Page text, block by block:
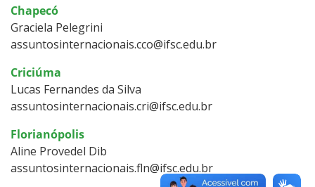
Chapecó
Graciela Pelegrini
assuntosinternacionais.cco@ifsc.edu.br
Criciúma
Lucas Fernandes da Silva
assuntosinternacionais.cri@ifsc.edu.br
Florianópolis
Aline Provedel Dib
assuntosinternacionais.fln@ifsc.edu.br